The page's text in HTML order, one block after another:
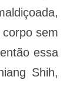
sem
essa
Shih,